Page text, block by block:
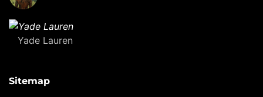
Yade Lauren
Sitemap